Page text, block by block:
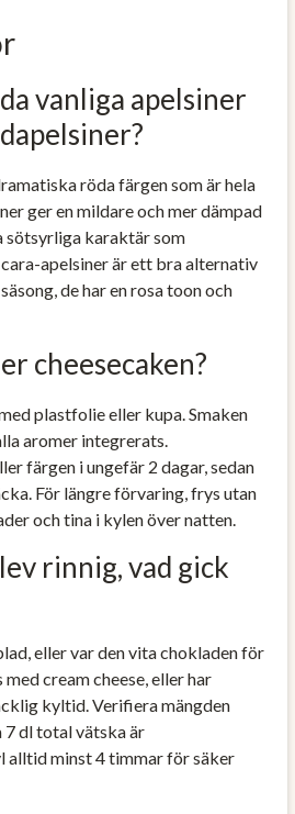
vanliga apelsiner
röda färgen som är hela
ger en mildare och mer dämpad
sötsyrliga karaktär som
apelsiner är ett bra alternativ
de har en rosa toon och
cheesecaken?
plastfolie eller kupa. Smaken
aromer integrerats.
färgen i ungefär 2 dagar, sedan
För längre förvaring, frys utan
och tina i kylen över natten.
rinnig, vad gick
eller var den vita chokladen för
cream cheese, eller har
kyltid. Verifiera mängden
dl total vätska är
alltid minst 4 timmar för säker